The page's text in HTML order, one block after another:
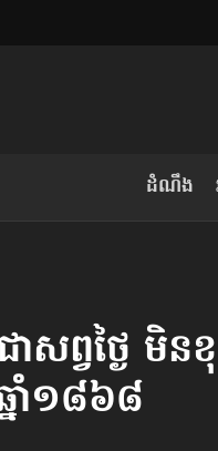
ដំណឹង
ជាសព្វថ្ងៃ
ាំ១៨៦៨
ពីទោសៈ»
វៀត
ខ្លួន